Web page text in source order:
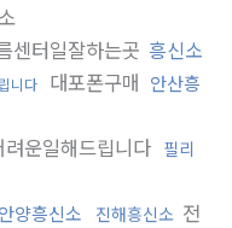
센터일잘하는곳 흥신소
니다 대포폰구매 안산흥
려운일해드립니다 필리
안양흥신소 진해흥신소 전